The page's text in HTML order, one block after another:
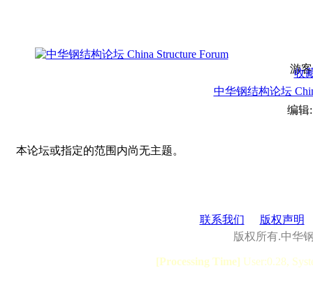
游
收
中华钢结构论坛
编
本论坛或指定的范围内尚无主题。
联系我们
版权声明
版权所有.中华
[Processing Time] User:0.28,